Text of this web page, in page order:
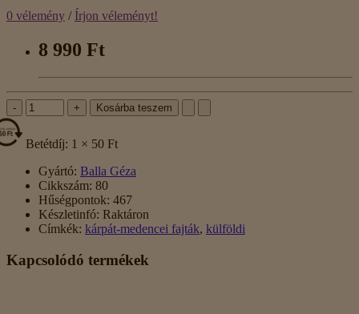
0 vélemény / Írjon véleményt!
8 990 Ft
- + Kosárba teszem
Betétdíj: 1 × 50 Ft
Gyártó: Balla Géza
Cikkszám: 80
Hűségpontok: 467
Készletinfó: Raktáron
Címkék: kárpát-medencei fajták, külföldi
Kapcsolódó termékek